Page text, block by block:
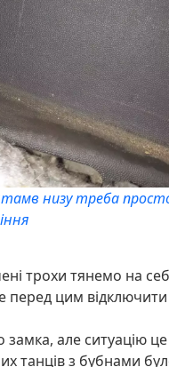
низу треба
трохи тянемо на
перед цим відключити
замка, але ситуацію це
танців з бубнами